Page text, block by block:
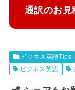
通訳のお
ビジネス英語Tips
ビジネス英語